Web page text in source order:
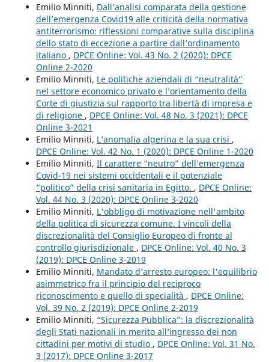
Emilio Minniti, Dall’analisi comparata della gestione
dell’emergenza Covid19 alle criticità della normativa
antiterrorismo: riflessioni comparative sulla disciplina
dello stato di eccezione a partire dall’ordinamento
italiano , DPCE Online: Vol. 43 No. 2 (2020): DPCE
Online 2-2020
Emilio Minniti, Le politiche aziendali di “neutralità”
nel settore economico privato e l’orientamento della
Corte di giustizia sul rapporto tra libertà di impresa e
di religione , DPCE Online: Vol. 48 No. 3 (2021): DPCE
Online 3-2021
Emilio Minniti, L’anomalia algerina e la sua crisi ,
DPCE Online: Vol. 42 No. 1 (2020): DPCE Online 1-2020
Emilio Minniti, Il carattere “neutro” dell’emergenza
Covid-19 nei sistemi occidentali e il potenziale
“politico” della crisi sanitaria in Egitto. , DPCE Online:
Vol. 44 No. 3 (2020): DPCE Online 3-2020
Emilio Minniti, L'obbligo di motivazione nell'ambito
della politica di sicurezza comune. I vincoli della
discrezionalità del Consiglio Europeo di fronte al
controllo giurisdizionale , DPCE Online: Vol. 40 No. 3
(2019): DPCE Online 3-2019
Emilio Minniti, Mandato d’arresto europeo: l'equilibrio
asimmetrico fra il principio del reciproco
riconoscimento e quello di specialità , DPCE Online:
Vol. 39 No. 2 (2019): DPCE Online 2-2019
Emilio Minniti, “Sicurezza Pubblica”: la discrezionalità
degli Stati nazionali in merito all’ingresso dei non
cittadini per motivi di studio , DPCE Online: Vol. 31 No.
3 (2017): DPCE Online 3-2017